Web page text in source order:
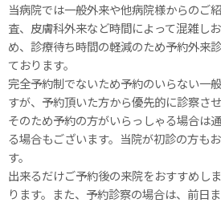
当病院では一般外来や他病院様からのご
査、皮膚科外来など時間によって混雑し
め、診療待ち時間の軽減のため予約外来
ております。
完全予約制でないため予約のいらない一
すが、予約頂いた方から優先的に診察させ
そのため予約の方がいらっしゃる場合は
る場合もございます。当院が初診の方も
す。
出来るだけご予約後の来院をおすすめし
ります。また、予約診察の場合は、前日